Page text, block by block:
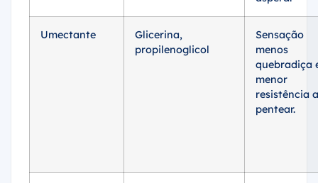
Umectante
Glicerina,
propilenoglicol
Sensação
menos
quebradiça
menor
resistência
pentear.